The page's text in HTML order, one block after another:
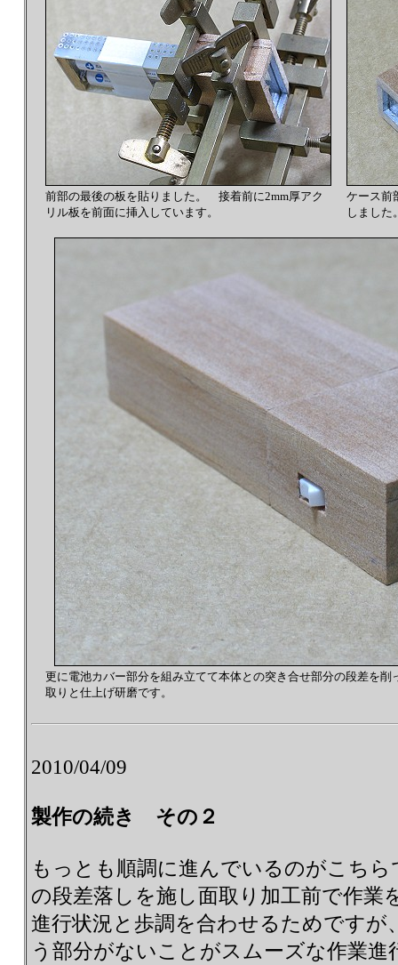
前部の最後の板を貼りました。 接着前に2mm厚アク
リル板を前面に挿入しています。
ケース前
しました
更に電池カバー部分を組み立てて本体との突き合せ部分の段差を
取りと仕上げ研磨です。
2010/04/09
製作の続き その２
もっとも順調に進んでいるのがこち
の段差落しを施し面取り加工前で作
進行状況と歩調を合わせるためですが
う部分がないことがスムーズな作業